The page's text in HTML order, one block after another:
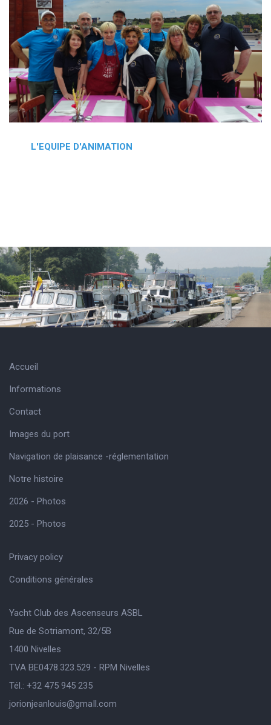
L'EQUIPE D'ANIMATION
Accueil
Informations
Contact
Images du port
Navigation de plaisance -réglementation
Notre histoire
2026 - Photos
2025 - Photos
Privacy policy
Conditions générales
Yacht Club des Ascenseurs ASBL
Rue de Sotriamont, 32/5B
1400 Nivelles
TVA BE0478.323.529 - RPM Nivelles
Tél.: +32 475 945 235
jorionjeanlouis@gmaIl.com